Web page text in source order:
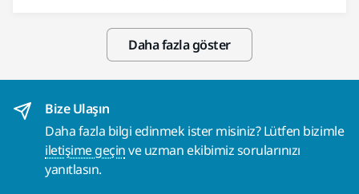
Daha fazla göster
Bize Ulaşın
Daha fazla bilgi edinmek ister misiniz? Lütfen bizimle
iletişime geçinve uzman ekibimiz sorularınızı
yanıtlasın.